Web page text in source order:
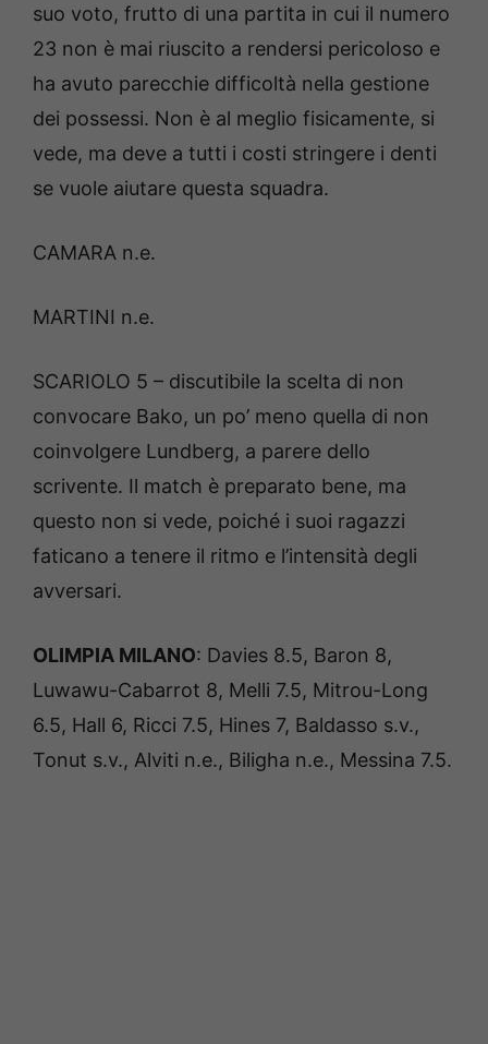
suo voto, frutto di una partita in cui il numero
23 non è mai riuscito a rendersi pericoloso e
ha avuto parecchie difficoltà nella gestione
dei possessi. Non è al meglio fisicamente, si
vede, ma deve a tutti i costi stringere i denti
se vuole aiutare questa squadra.
CAMARA n.e.
MARTINI n.e.
SCARIOLO 5 – discutibile la scelta di non
convocare Bako, un po’ meno quella di non
coinvolgere Lundberg, a parere dello
scrivente. Il match è preparato bene, ma
questo non si vede, poiché i suoi ragazzi
faticano a tenere il ritmo e l’intensità degli
avversari.
OLIMPIA MILANO: Davies 8.5, Baron 8,
Luwawu-Cabarrot 8, Melli 7.5, Mitrou-Long
6.5, Hall 6, Ricci 7.5, Hines 7, Baldasso s.v.,
Tonut s.v., Alviti n.e., Biligha n.e., Messina 7.5.